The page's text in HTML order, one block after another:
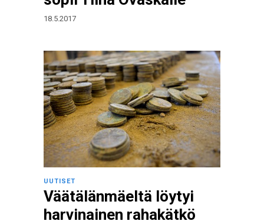
18.5.2017
UUTISET
Väätälänmäeltä löytyi
harvinainen rahakätkö